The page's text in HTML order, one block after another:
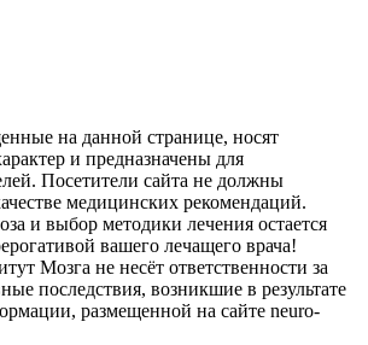
на данной странице, носят
и предназначены для
Посетители сайта не должны
медицинских рекомендаций.
и выбор методики лечения остается
вашего лечащего врача!
Мозга не несёт ответственности за
последствия, возникшие в результате
размещенной на сайте neuro-